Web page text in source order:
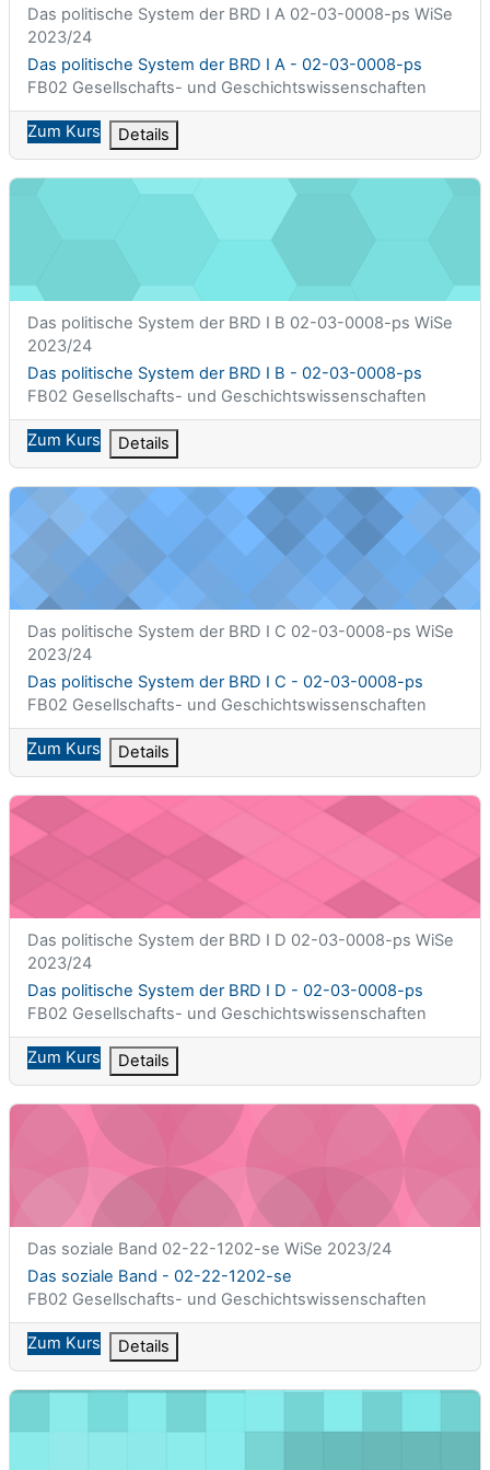
Kurzer Kursname
Das politische System der BRD I A 02-03-0008-ps WiSe
2023/24
Kursname
Das politische System der BRD I A - 02-03-0008-ps
Kursbereich
FB02 Gesellschafts- und Geschichtswissenschaften
Zum Kurs Details
Das politische System der BRD I B - 02-03-0008-ps
Kurzer Kursname
Das politische System der BRD I B 02-03-0008-ps WiSe
2023/24
Kursname
Das politische System der BRD I B - 02-03-0008-ps
Kursbereich
FB02 Gesellschafts- und Geschichtswissenschaften
Zum Kurs Details
Das politische System der BRD I C - 02-03-0008-ps
Kurzer Kursname
Das politische System der BRD I C 02-03-0008-ps WiSe
2023/24
Kursname
Das politische System der BRD I C - 02-03-0008-ps
Kursbereich
FB02 Gesellschafts- und Geschichtswissenschaften
Zum Kurs Details
Das politische System der BRD I D - 02-03-0008-ps
Kurzer Kursname
Das politische System der BRD I D 02-03-0008-ps WiSe
2023/24
Kursname
Das politische System der BRD I D - 02-03-0008-ps
Kursbereich
FB02 Gesellschafts- und Geschichtswissenschaften
Zum Kurs Details
Das soziale Band - 02-22-1202-se
Kurzer Kursname
Das soziale Band 02-22-1202-se WiSe 2023/24
Kursname
Das soziale Band - 02-22-1202-se
Kursbereich
FB02 Gesellschafts- und Geschichtswissenschaften
Zum Kurs Details
Data and Discourse Studies (Lecture) - 02-25-2201-vl